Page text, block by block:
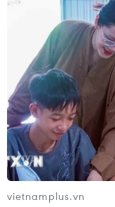
vietnamplus.vn